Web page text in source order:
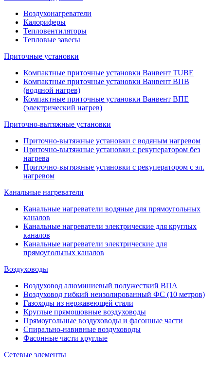
Воздухонагреватели
Калориферы
Тепловентиляторы
Тепловые завесы
Приточные установки
Компактные приточные установки Ванвент TUBE
Компактные приточные установки Ванвент ВПВ
(водяной нагрев)
Компактные приточные установки Ванвент ВПЕ
(электрический нагрев)
Приточно-вытяжные установки
Приточно-вытяжные установки с водяным нагревом
Приточно-вытяжные установки с рекуператором без
нагрева
Приточно-вытяжные установки с рекуператором с эл.
нагревом
Канальные нагреватели
Канальные нагреватели водяные для прямоугольных
каналов
Канальные нагреватели электрические для круглых
каналов
Канальные нагреватели электрические для
прямоугольных каналов
Воздуховоды
Воздуховод алюминиевый полужесткий ВПА
Воздуховод гибкий неизолированный ФС (10 метров)
Газоходы из нержавеющей стали
Круглые прямошовные воздуховоды
Прямоугольные воздуховоды и фасонные части
Спирально-навивные воздуховоды
Фасонные части круглые
Сетевые элементы